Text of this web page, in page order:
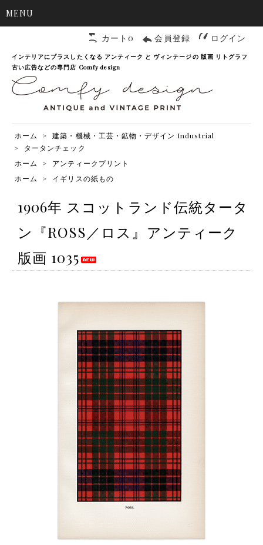
MENU
カート0 会員登録 ログイン
インテリアにプラスしたくなる アンティーク と ヴィンテージの 版画 リトグラフ
古い広告などの専門店 Comfy design
ホーム >
建築・機械・工芸・鉱物・デザイン Industrial
>
タータンチェック
ホーム
>
アンティークプリント
ホーム
> イギリスの紙もの
1906年 スコットランド伝統タータ
ン『ROSS／ロス』アンティーク
版画 1035